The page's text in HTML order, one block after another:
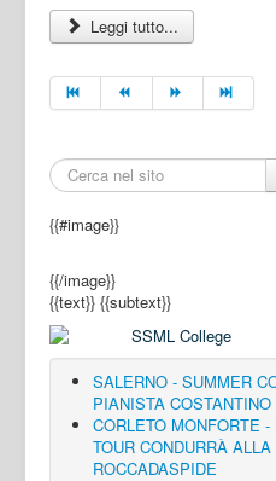
Leggi tutto...
{{#image}}
{{/image}}
{{text}} {{subtext}}
SALERNO - SUMMER
PIANISTA COSTANTINO
CORLETO MONFORTE
TOUR CONDURRÀ
ROCCADASPIDE